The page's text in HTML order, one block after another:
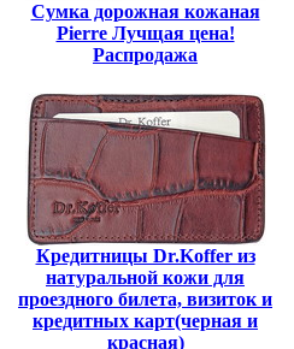
Сумка дорожная кожаная
Pierre Лучщая цена!
Распродажа
Кредитницы Dr.Koffer из
натуральной кожи для
проездного билета, визиток и
кредитных карт(черная и
красная)